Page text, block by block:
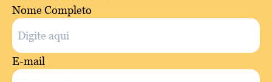
Nome Completo
E-mail